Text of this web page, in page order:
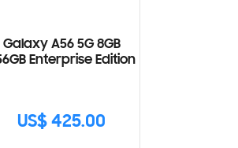
Galaxy A56 5G 8GB
Enterprise Edition
US$ 425.00